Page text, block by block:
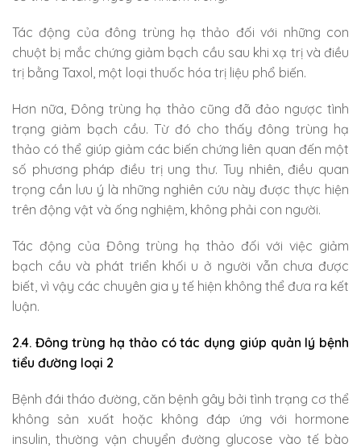
Tác động của đông trùng hạ thảo đối với những con
chuột bị mắc chứng giảm bạch cầu sau khi xạ trị và điều
trị bằng Taxol, một loại thuốc hóa trị liệu phổ biến.
Hơn nữa, Đông trùng hạ thảo cũng đã đảo ngược tình
trạng giảm bạch cầu. Từ đó cho thấy đông trùng hạ
thảo có thể giúp giảm các biến chứng liên quan đến một
số phương pháp điều trị ung thư. Tuy nhiên, điều quan
trọng cần lưu ý là những nghiên cứu này được thực hiện
trên động vật và ống nghiệm, không phải con người.
Tác động của Đông trùng hạ thảo đối với việc giảm
bạch cầu và phát triển khối u ở người vẫn chưa được
biết, vì vậy các chuyên gia y tế hiện không thể đưa ra kết
luận.
2.4. Đông trùng hạ thảo có tác dụng giúp quản lý bệnh
tiểu đường loại 2
Bệnh đái tháo đường, căn bệnh gây bởi tình trạng cơ thể
không sản xuất hoặc không đáp ứng với hormone
insulin, thường vận chuyển đường glucose vào tế bào